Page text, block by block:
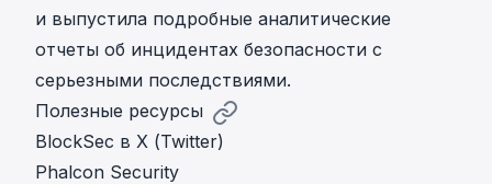
и выпустила подробные аналитические
отчеты об инцидентах безопасности с
серьезными последствиями.
Полезные ресурсы
BlockSec в X (Twitter)
Phalcon Security